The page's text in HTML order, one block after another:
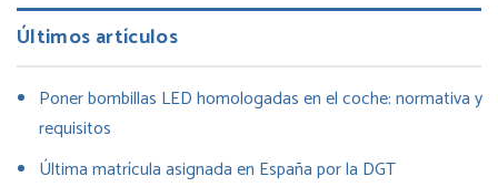
Últimos artículos
Poner bombillas LED homologadas en el coche: normativa y
requisitos
Última matrícula asignada en España por la DGT